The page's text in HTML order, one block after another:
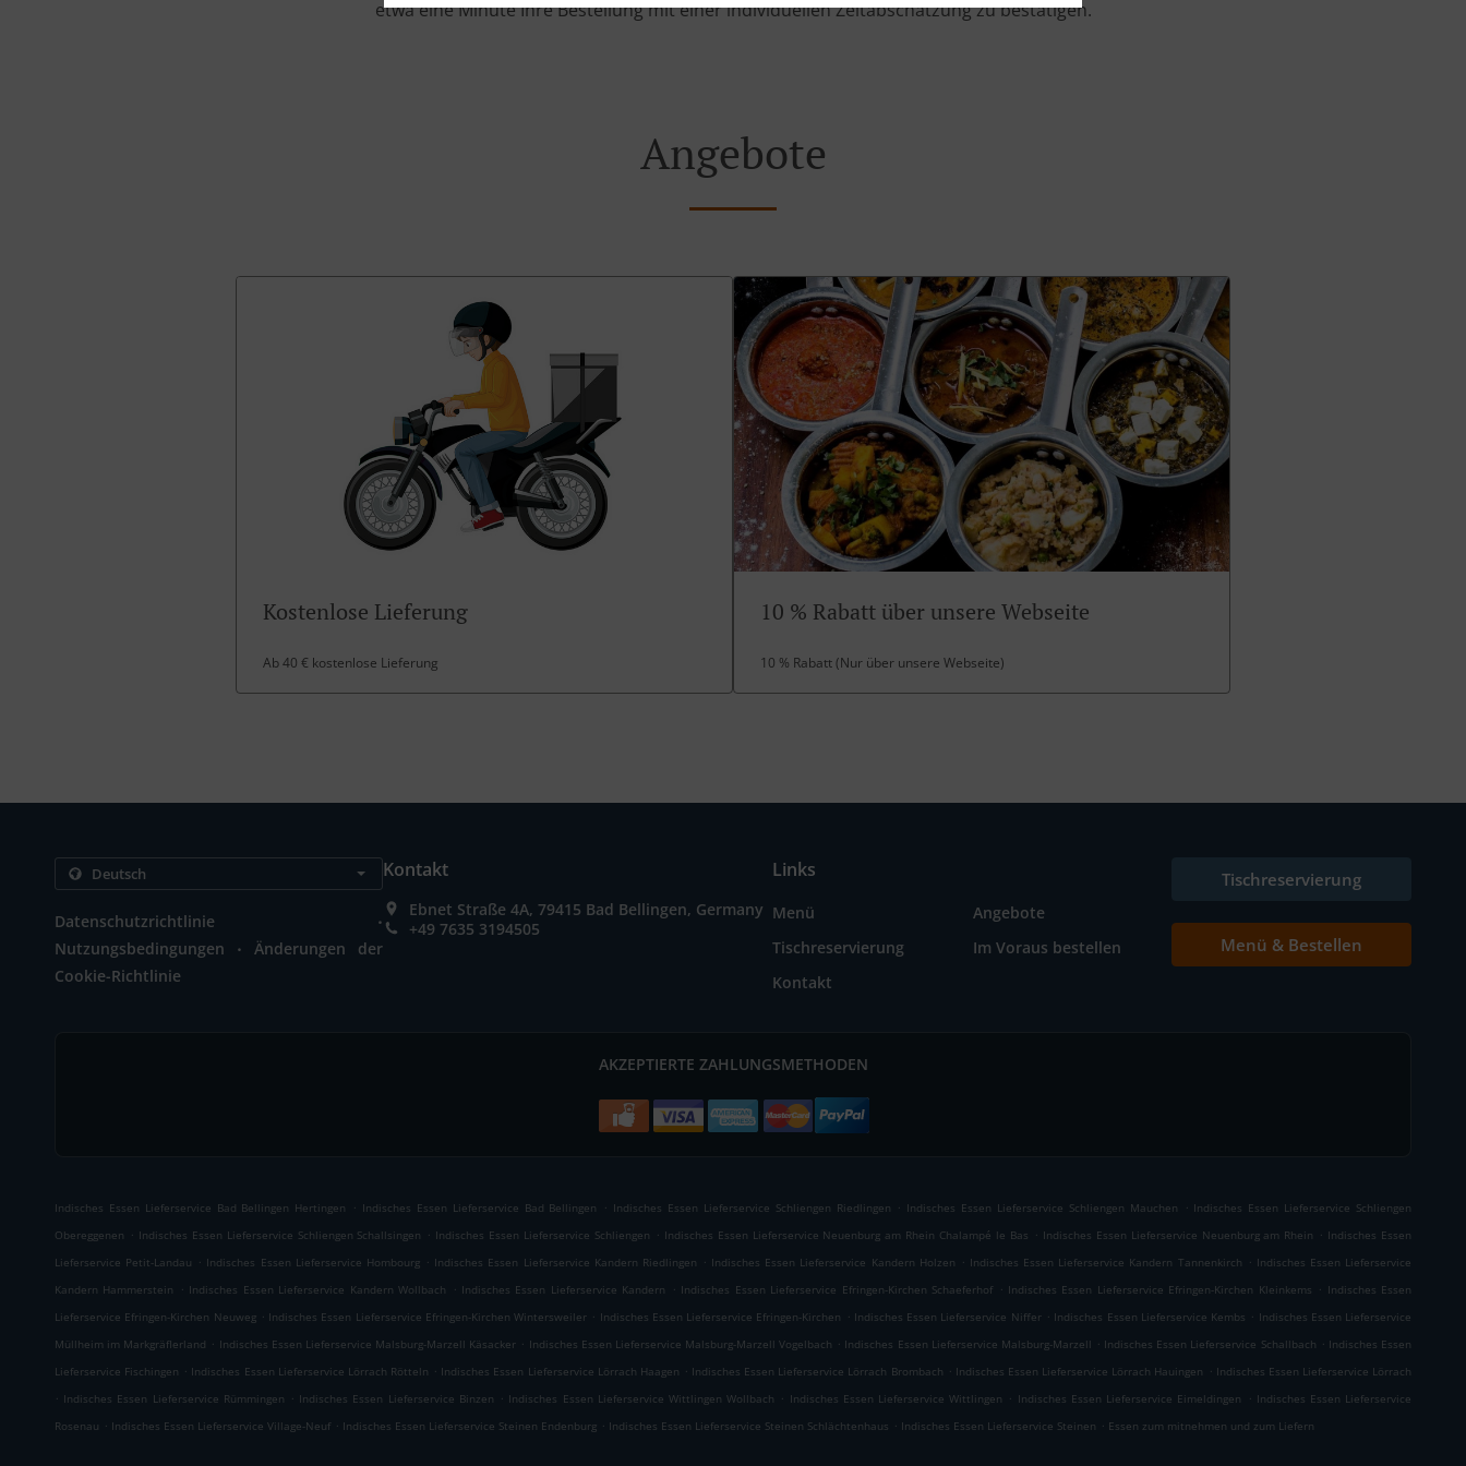
etwa eine Minute Ihre Bestellung mit einer individuellen Zeitabschätzung zu bestätigen.
Angebote
Kostenlose Lieferung
Ab 40 € kostenlose Lieferung
10 % Rabatt über unsere Webseite
10 % Rabatt (Nur über unsere Webseite)
Datenschutzrichtlinie .
Nutzungsbedingungen .
Änderungen der
Cookie-Richtlinie
Kontakt
Ebnet Straße 4A, 79415 Bad Bellingen, Germany
+49 7635 3194505
Links
Menü
Angebote
Tischreservierung
Im Voraus bestellen
Kontakt
Tischreservierung
Menü & Bestellen
AKZEPTIERTE ZAHLUNGSMETHODEN
Indisches Essen Lieferservice Bad Bellingen Hertingen . Indisches Essen Lieferservice Bad Bellingen . Indisches Essen Lieferservice Schliengen Riedlingen . Indisches Essen Lieferservice Schliengen Mauchen . Indisches Essen Lieferservice Schliengen
Obereggenen . Indisches Essen Lieferservice Schliengen Schallsingen . Indisches Essen Lieferservice Schliengen . Indisches Essen Lieferservice Neuenburg am Rhein Chalampé le Bas . Indisches Essen Lieferservice Neuenburg am Rhein . Indisches Essen
Lieferservice Petit-Landau . Indisches Essen Lieferservice Hombourg . Indisches Essen Lieferservice Kandern Riedlingen . Indisches Essen Lieferservice Kandern Holzen . Indisches Essen Lieferservice Kandern Tannenkirch . Indisches Essen Lieferservice
Kandern Hammerstein
. Indisches Essen Lieferservice Kandern Wollbach . Indisches Essen Lieferservice Kandern . Indisches Essen Lieferservice Efringen-Kirchen Schaeferhof . Indisches Essen Lieferservice Efringen-Kirchen Kleinkems . Indisches Essen
Lieferservice Efringen-Kirchen Neuweg . Indisches Essen Lieferservice Efringen-Kirchen Wintersweiler . Indisches Essen Lieferservice Efringen-Kirchen . Indisches Essen Lieferservice Niffer . Indisches Essen Lieferservice Kembs . Indisches Essen Lieferservice
Müllheim im Markgräflerland . Indisches Essen Lieferservice Malsburg-Marzell Käsacker . Indisches Essen Lieferservice Malsburg-Marzell Vogelbach . Indisches Essen Lieferservice Malsburg-Marzell . Indisches Essen Lieferservice Schallbach . Indisches Essen
Lieferservice Fischingen . Indisches Essen Lieferservice Lörrach Rötteln . Indisches Essen Lieferservice Lörrach Haagen . Indisches Essen Lieferservice Lörrach Brombach . Indisches Essen Lieferservice Lörrach Hauingen . Indisches Essen Lieferservice Lörrach
. Indisches Essen Lieferservice Rümmingen . Indisches Essen Lieferservice Binzen . Indisches Essen Lieferservice Wittlingen Wollbach . Indisches Essen Lieferservice Wittlingen . Indisches Essen Lieferservice Eimeldingen . Indisches Essen Lieferservice
Rosenau . Indisches Essen Lieferservice Village-Neuf . Indisches Essen Lieferservice Steinen Endenburg . Indisches Essen Lieferservice Steinen Schlächtenhaus . Indisches Essen Lieferservice Steinen . Essen zum mitnehmen und zum Liefern